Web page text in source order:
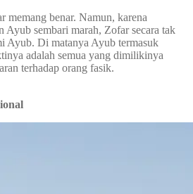
memang benar. Namun, karena
Ayub sembari marah, Zofar secara tak
Ayub. Di matanya Ayub termasuk
adalah semua yang dimilikinya
terhadap orang fasik.